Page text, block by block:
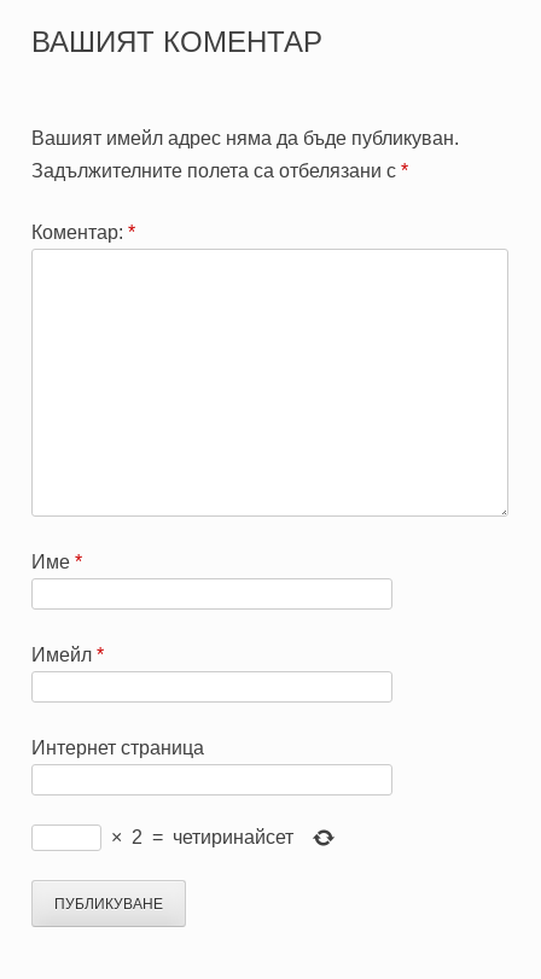
ВАШИЯТ КОМЕНТАР
Вашият имейл адрес няма да бъде публикуван.
Задължителните полета са отбелязани с*
Коментар:*
Име*
Имейл*
Интернет страница
× 2 = четиринайсет